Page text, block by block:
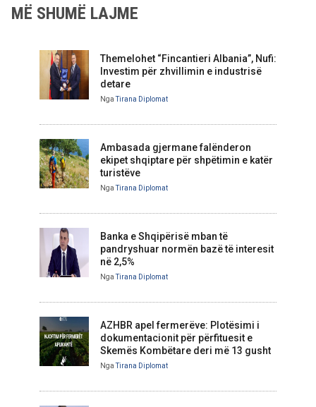
MË SHUMË LAJME
Themelohet “Fincantieri Albania”, Nufi:
Investim për zhvillimin e industrisë
detare
NgaTirana Diplomat
Ambasada gjermane falënderon
ekipet shqiptare për shpëtimin e katër
turistëve
NgaTirana Diplomat
Banka e Shqipërisë mban të
pandryshuar normën bazë të interesit
në 2,5%
NgaTirana Diplomat
AZHBR apel fermerëve: Plotësimi i
dokumentacionit për përfituesit e
Skemës Kombëtare deri më 13 gusht
NgaTirana Diplomat